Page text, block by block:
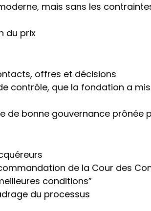
mais sans les
du prix
offres et décisions
contrôle, que la fondation a
de bonne gouvernance prônée
de la Cour des
conditions”
du processus